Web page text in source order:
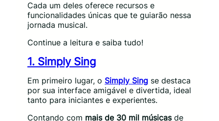
Cada um deles oferece recursos e
funcionalidades únicas que te guiarão nessa
jornada musical.
Continue a leitura e saiba tudo!
1. Simply Sing
Em primeiro lugar, o Simply Sing se destaca
por sua interface amigável e divertida, ideal
tanto para iniciantes e experientes.
Contando com mais de 30 mil músicasde